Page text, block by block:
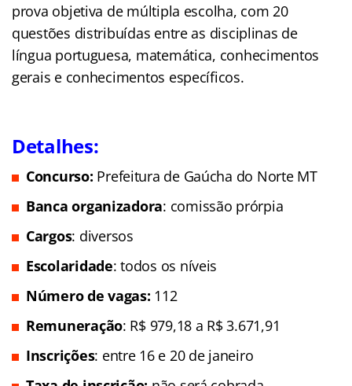
prova objetiva de múltipla escolha, com 20
questões distribuídas entre as disciplinas de
língua portuguesa, matemática, conhecimentos
gerais e conhecimentos específicos.
Detalhes:
Concurso: Prefeitura de Gaúcha do Norte MT
Banca organizadora: comissão prórpia
Cargos: diversos
Escolaridade: todos os níveis
Número de vagas: 112
Remuneração: R$ 979,18 a R$ 3.671,91
Inscrições: entre 16 e 20 de janeiro